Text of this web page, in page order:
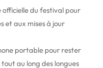
du festival pour
et aux mises à jour
portable pour rester
au long des longues